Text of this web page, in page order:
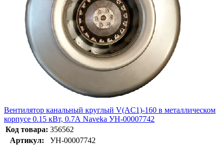
Вентилятор канальный круглый V(AC1)-160 в металлическом
корпусе 0.15 кВт, 0.7А Naveka УН-00007742
Код товара: 356562
Артикул:
УН-00007742